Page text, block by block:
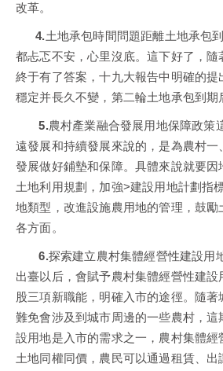
改革。
4.土地承包時間問題距離土地承包
都忐忑不安，心里沒底。這下好了，隨
終于有了答案，十九大報告中明確的提
穩定并長久不變，第二輪土地承包到期
5.農村產業融合發展用地保障政策
遠發展和持續發展來說的，是為農村一
發展做好鋪墊和保障。具體來說就要因
土地利用規劃，加強>建設用地計劃指
地類型，改進設施農用地的管理，鼓
各方面。
6.探索建立農村集體經營性建設用
出臺以后，會賦予農村集體經營性建設
股三項新職能，明確入市的途徑。隨著
難免會涉及到城市周邊的一些農村，這
設用地是入市的需求之一，農村集體
土地同權同價，農民可以通過租賃、出